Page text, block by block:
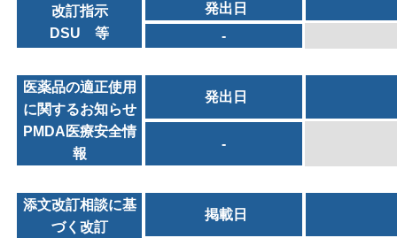
改訂指示
DSU 等
発出日
-
医薬品の適正使用
に関するお知らせ
PMDA医療安全情
報
発出日
-
添文改訂相談に基
づく改訂
掲載日